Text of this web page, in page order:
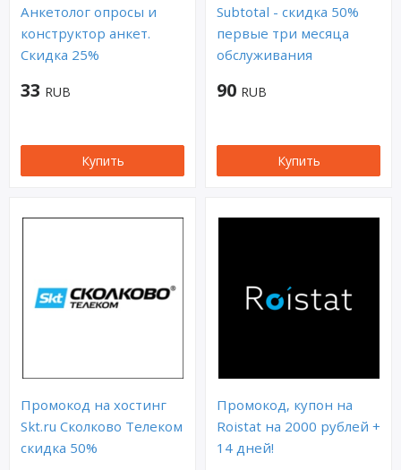
Анкетолог опросы и
конструктор анкет.
Скидка 25%
33 RUB
Купить
Subtotal - скидка 50%
первые три месяца
обслуживания
90 RUB
Купить
Промокод на хостинг
Skt.ru Сколково Телеком
скидка 50%
Промокод, купон на
Roistat на 2000 рублей +
14 дней!